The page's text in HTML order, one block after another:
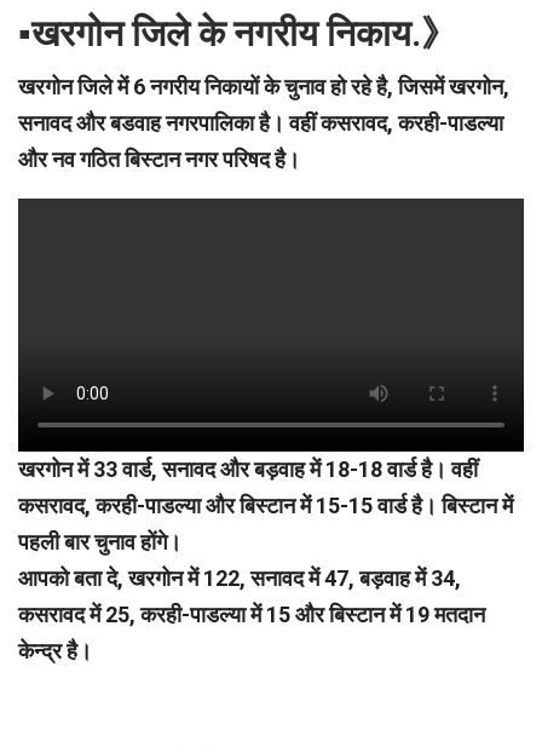
▪︎खरगोन जिले के नगरीय निकाय.》
खरगोन जिले में 6 नगरीय निकायों के चुनाव हो रहे है, जिसमें खरगोन,
सनावद और बडवाह नगरपालिका है। वहीं कसरावद, करही-पाडल्या
और नव गठित बिस्टान नगर परिषद है।
खरगोन में 33 वार्ड, सनावद और बड़वाह में 18-18 वार्ड है। वहीं
कसरावद, करही-पाडल्या और बिस्टान में 15-15 वार्ड है। बिस्टान में
पहली बार चुनाव होंगे।
आपको बता दे, खरगोन में 122, सनावद में 47, बड़वाह में 34,
कसरावद में 25, करही-पाडल्या में 15 और बिस्टान में 19 मतदान
केन्द्र है।